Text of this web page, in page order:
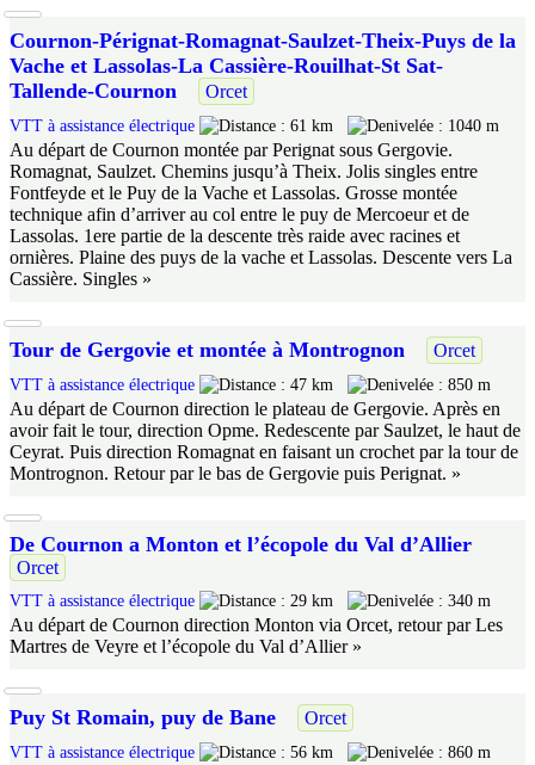
Cournon-Pérignat-Romagnat-Saulzet-Theix-Puys de la
Vache et Lassolas-La Cassière-Rouilhat-St Sat-
Tallende-Cournon
Orcet
VTT à assistance électrique 61 km 1040 m
Au départ de Cournon montée par Perignat sous Gergovie.
Romagnat, Saulzet. Chemins jusqu’à Theix. Jolis singles entre
Fontfeyde et le Puy de la Vache et Lassolas. Grosse montée
technique afin d’arriver au col entre le puy de Mercoeur et de
Lassolas. 1ere partie de la descente très raide avec racines et
ornières. Plaine des puys de la vache et Lassolas. Descente vers La
Cassière. Singles »
Tour de Gergovie et montée à Montrognon Orcet
VTT à assistance électrique 47 km 850 m
Au départ de Cournon direction le plateau de Gergovie. Après en
avoir fait le tour, direction Opme. Redescente par Saulzet, le haut de
Ceyrat. Puis direction Romagnat en faisant un crochet par la tour de
Montrognon. Retour par le bas de Gergovie puis Perignat. »
De Cournon a Monton et l’écopole du Val d’Allier
Orcet
VTT à assistance électrique 29 km 340 m
Au départ de Cournon direction Monton via Orcet, retour par Les
Martres de Veyre et l’écopole du Val d’Allier »
Puy St Romain, puy de Bane Orcet
VTT à assistance électrique 56 km 860 m